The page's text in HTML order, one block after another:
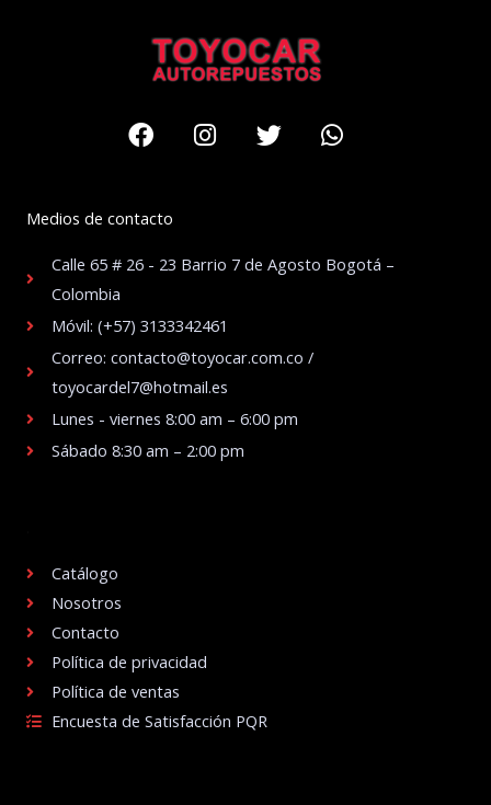
FacebookInstagram
TwitterWhatsapp
Medios de contacto
Calle 65 # 26 - 23 Barrio 7 de Agosto Bogotá –
Colombia
Móvil: (+57) 3133342461
Correo: contacto@toyocar.com.co /
toyocardel7@hotmail.es
Lunes - viernes 8:00 am – 6:00 pm
Sábado 8:30 am – 2:00 pm
Catálogo
Nosotros
Contacto
Política de privacidad
Política de ventas
Encuesta de Satisfacción PQR